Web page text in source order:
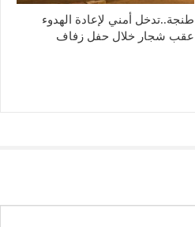
طنجة..تدخل أمني لإعادة الهدوء
عقب شجار خلال حفل زفاف